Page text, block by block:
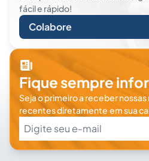
fácil e rápido!
Colabore
Fique sempre
Seja o primeiro a receber
recentes diretamente em sua